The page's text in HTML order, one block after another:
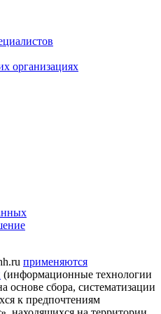
организациях
применяются
(информационные технологии
основе сбора, систематизации
к предпочтениям